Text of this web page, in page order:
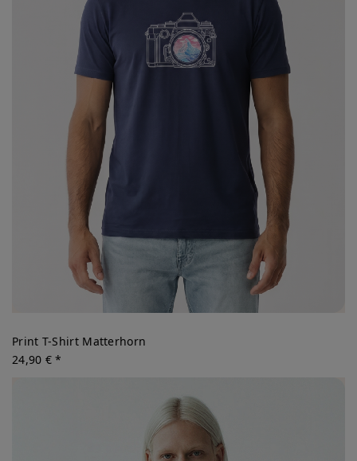
Print T-Shirt Matterhorn
24,90 € *